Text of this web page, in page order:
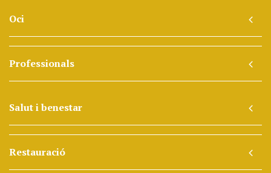
Oci
Professionals
Salut i benestar
Restauració